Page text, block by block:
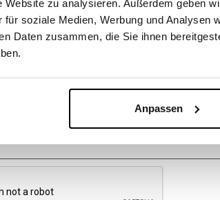
Website zu analysieren. Außerdem geben
für soziale Medien, Werbung und Analysen
Daten zusammen, die Sie ihnen
Anpassen